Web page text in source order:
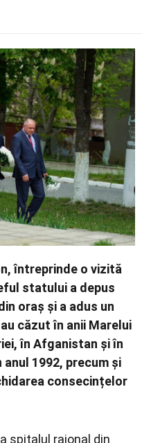
întreprinde o vizită
statului a depus
oraș și a adus un
căzut în anii Marelui
în Afganistan și în
1992, precum și
consecințelor
spitalul raional din